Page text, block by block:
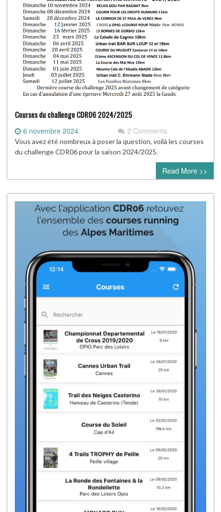
Courses du challenge CDR06 2024/2025
6 novembre 2024 2 Comments
Vous avez été nombreux à poser la question, voilà les courses
du challenge CDR06 pour la saison 2024/2025.
Read More >>